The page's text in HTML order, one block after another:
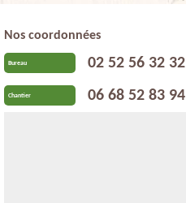
Nos coordonnées
Bureau 02 52 56 32 32
Chantier 06 68 52 83 94